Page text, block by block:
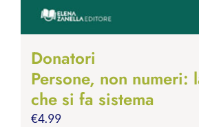
Donatori
Persone, non numeri:
che si fa sistema
€4.99